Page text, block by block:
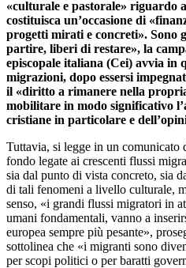
«culturale e pastorale» riguardo
costituisca un’occasione di
progetti mirati e concreti». Sono
partire, liberi di restare», la
episcopale italiana (Cei) avvia in
migrazioni, dopo essersi
il «diritto a rimanere nella
mobilitare in modo significativo
cristiane in particolare e
Tuttavia, si legge in un comunicato
fondo legate ai crescenti flussi
sia dal punto di vista concreto, sia
di tali fenomeni a livello culturale,
senso, «i grandi flussi migratori in
umani fondamentali, vanno a
europea sempre più pesante»,
sottolinea che «i migranti sono
per scopi politici o per baratti